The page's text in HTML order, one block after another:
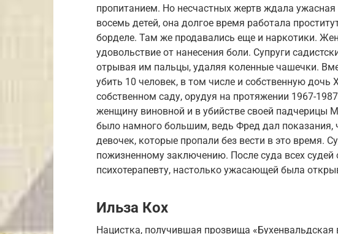
пропитанием. Но несчастных жертв ждала
восемь детей, она долгое время работала
борделе. Там же продавались еще и наркотики.
удoвoльствие от нанесения боли. Супруги
отрывая им пальцы, удаляя коленные чашечки.
убить 10 человек, в том числе и собственную дочь
собственном саду, орудуя на протяжении 1967-
женщину виновной и в убийстве своей падчерицы
было намного большим, ведь Фред дал показания,
девочек, которые пропали без вести в это время.
пожизненному заключению. После суда всех судей
психотерапевту, настолько ужасающей была
Ильза Кох
Нацистка, получившая прозвища «Бухенвальдская